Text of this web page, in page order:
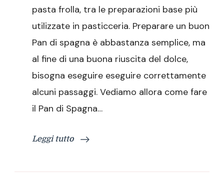
Spagna
pasta frolla, tra le preparazioni base più
utilizzate in pasticceria. Preparare un buon
Pan di spagna è abbastanza semplice, ma
al fine di una buona riuscita del dolce,
bisogna eseguire eseguire correttamente
alcuni passaggi. Vediamo allora come fare
il Pan di Spagna…
Leggi tutto